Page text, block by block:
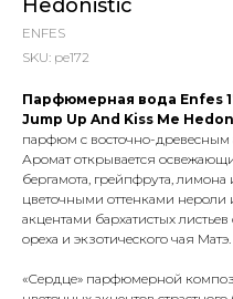
Hedonistic
ENFES
SKU: pe172
Парфюмерная вода Enfes
Jump Up And Kiss Me
парфюм с восточно-древесным
Аромат открывается
бергамота, грейпфрута,
цветочными оттенками
акцентами бархатистых
ореха и экзотического чая Матэ.
«Сердце» парфюмерной